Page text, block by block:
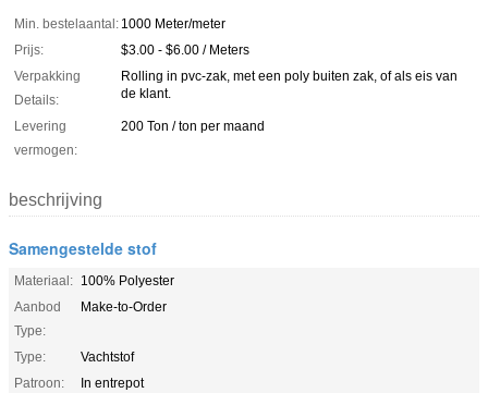
Min. bestelaantal: 1000 Meter/meter
Prijs:
$3.00 - $6.00 / Meters
Verpakking
Details:
Rolling in pvc-zak, met een poly buiten zak, of als eis van
de klant.
Levering
vermogen:
200 Ton / ton per maand
beschrijving
Samengestelde stof
Materiaal: 100% Polyester
Aanbod
Type:
Make-to-Order
Type:
Vachtstof
Patroon:
In entrepot